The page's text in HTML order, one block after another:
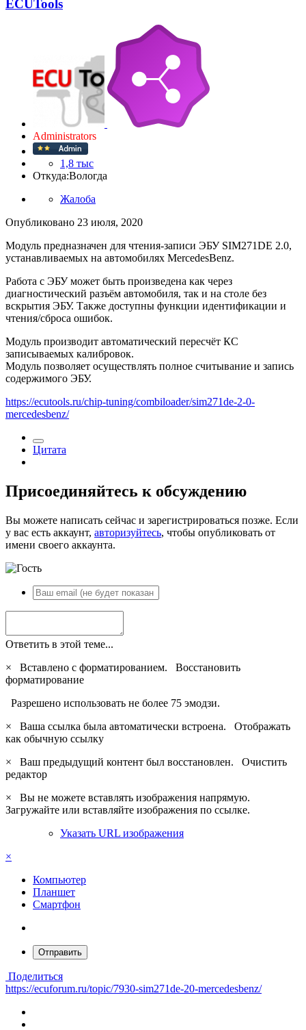
ECUTools
Administrators
1,8 тыс
Откуда:Вологда
Жалоба
Опубликовано 23 июля, 2020
Модуль предназначен для чтения-записи ЭБУ SIM271DE 2.0,
устанавливаемых на автомобилях MercedesBenz.
Работа с ЭБУ может быть произведена как через
диагностический разъём автомобиля, так и на столе без
вскрытия ЭБУ. Также доступны функции идентификации и
чтения/сброса ошибок.
Модуль производит автоматический пересчёт КС
записываемых калибровок.
Модуль позволяет осуществлять полное считывание и запись
содержимого ЭБУ.
https://ecutools.ru/chip-tuning/combiloader/sim271de-2-0-
mercedesbenz/
Цитата
Присоединяйтесь к обсуждению
Вы можете написать сейчас и зарегистрироваться позже. Если
у вас есть аккаунт, авторизуйтесь, чтобы опубликовать от
имени своего аккаунта.
Ответить в этой теме...
×
Вставлено с форматированием. Восстановить
форматирование
Разрешено использовать не более 75 эмодзи.
×
Ваша ссылка была автоматически встроена. Отображать
как обычную ссылку
×
Ваш предыдущий контент был восстановлен. Очистить
редактор
×
Вы не можете вставлять изображения напрямую.
Загружайте или вставляйте изображения по ссылке.
Указать URL изображения
×
Компьютер
Планшет
Смартфон
Отправить
Поделиться
https://ecuforum.ru/topic/7930-sim271de-20-mercedesbenz/